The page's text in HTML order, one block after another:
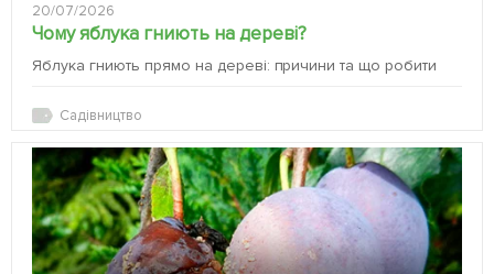
20/07/2026
Чому яблука гниють на дереві?
Яблука гниють прямо на дереві: причини та що робити
Садівництво